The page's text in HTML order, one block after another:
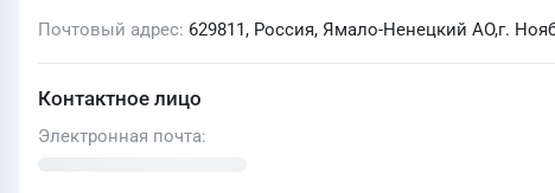
Почтовый адрес 629811, Россия, Ямало-Ненецкий АО,г.
Контактное лицо
Электронная почта